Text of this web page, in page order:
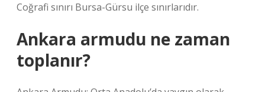
Coğrafi sınırı Bursa-Gürsu ilçe sınırlarıdır.
Ankara armudu ne zaman
toplanır?